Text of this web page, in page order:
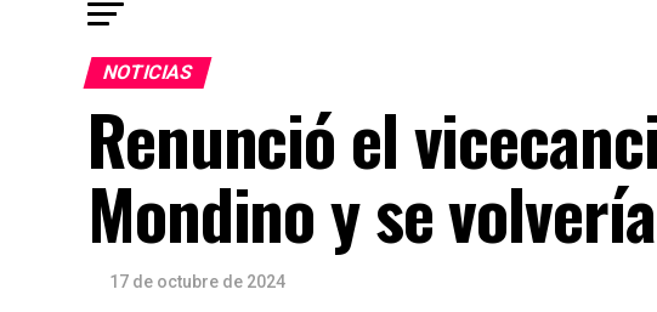
NOTICIAS
Renunció el
Mondino y se
17 de octubre de 2024